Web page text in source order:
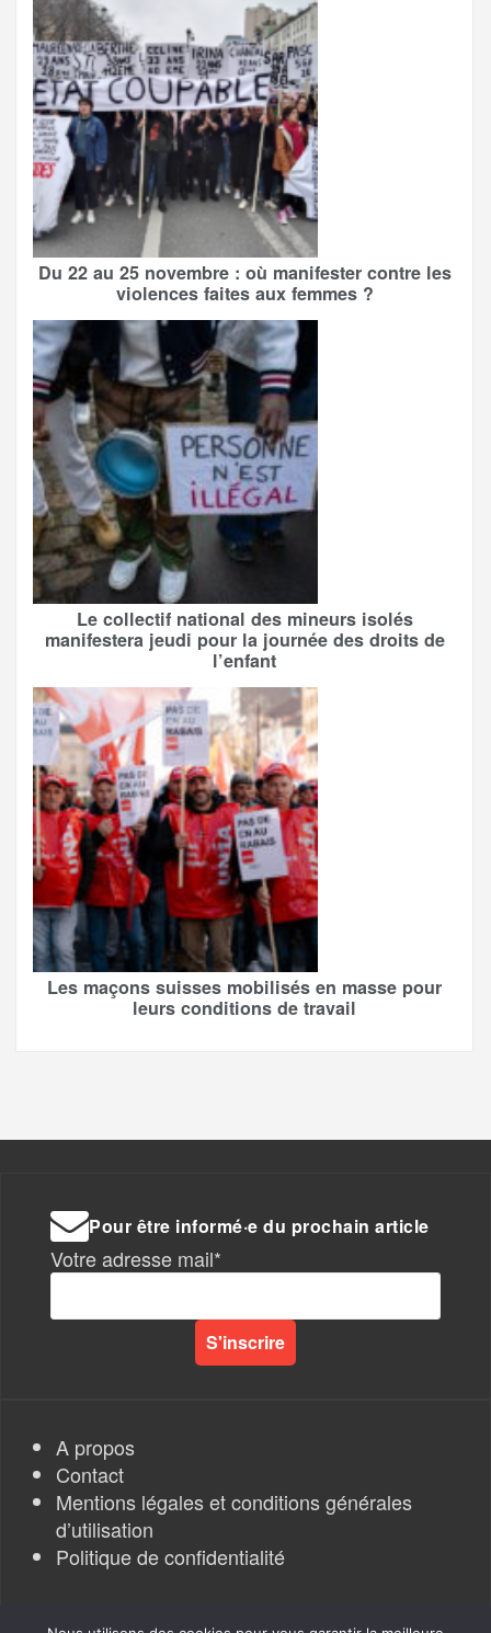
Du 22 au 25 novembre : où manifester contre les
violences faites aux femmes ?
Le collectif national des mineurs isolés
manifestera jeudi pour la journée des droits de
l’enfant
Les maçons suisses mobilisés en masse pour
leurs conditions de travail
Pour être informé·e du prochain article
Votre adresse mail*
A propos
Contact
Mentions légales et conditions générales
d’utilisation
Politique de confidentialité